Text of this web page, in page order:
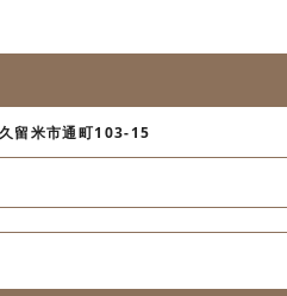
留米市通町103-15